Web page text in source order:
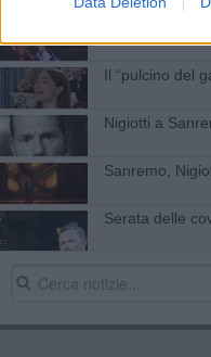
Il “pulcino del
Nigiotti a
Sanremo,
Serata delle